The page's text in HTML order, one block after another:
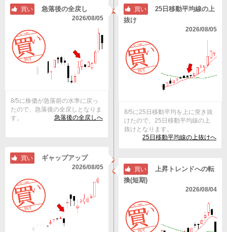
買い 急落後の全戻し
2026/08/05
8/5に株価が急落前の水準に戻っ
たので、急落後の全戻しとなりま
す。
急落後の全戻しへ
買い
25日移動平均線の上
抜け
2026/08/05
8/5に25日移動平均を上に突き抜
けたので、25日移動平均線の上
抜けとなります。
25日移動平均線の上抜けへ
買い ギャップアップ
2026/08/05 買い
上昇トレンドへの転
換(短期)
2026/08/04